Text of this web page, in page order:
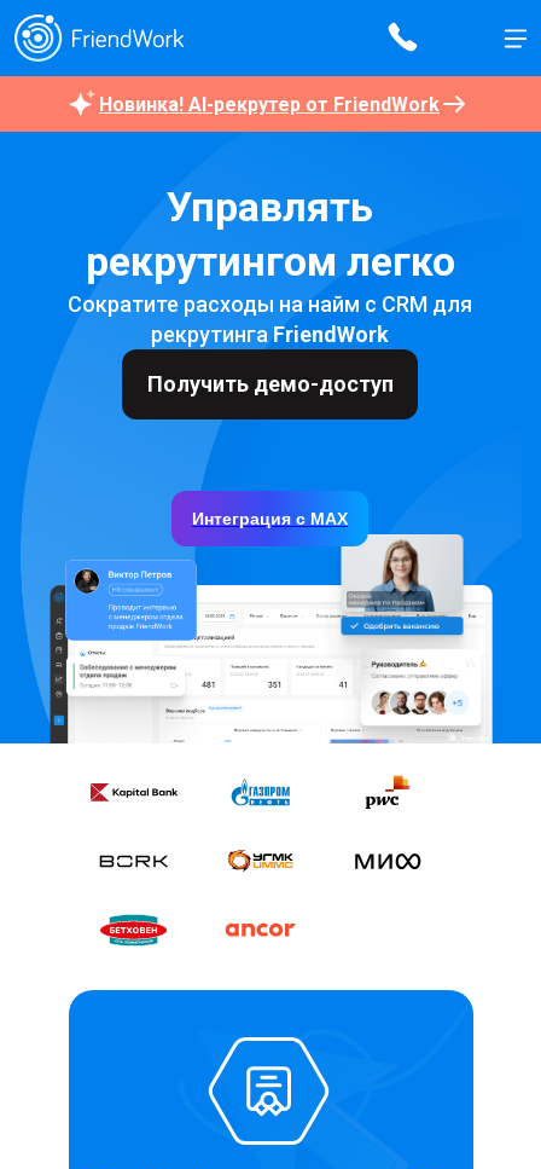
Новинка! AI-рекрутер от FriendWork
Управлять
рекрутингом легко
Сократите расходы на найм с CRM для
рекрутингаFriendWork
Получить демо-доступ
Интеграция с МАХ